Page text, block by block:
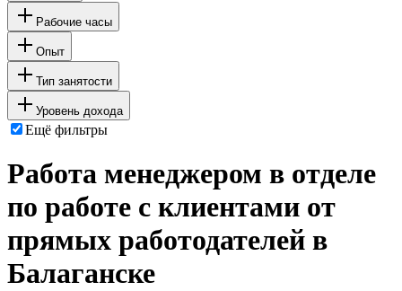
Рабочие часы
Опыт
Тип занятости
Уровень дохода
Ещё фильтры
Работа менеджером в отделе
по работе с клиентами от
прямых работодателей в
Балаганске